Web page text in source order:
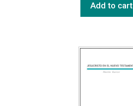
Add to cart